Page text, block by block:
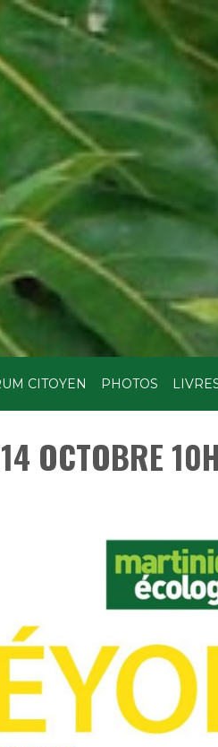
CITOYEN PHOTOS
OCTOBRE